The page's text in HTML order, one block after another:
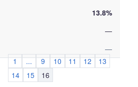
13.8%
—
—
1
... 9 10 11 12
13
14
15
16